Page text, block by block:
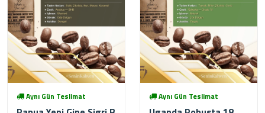
Aynı Gün Teslimat Aynı Gün Teslimat